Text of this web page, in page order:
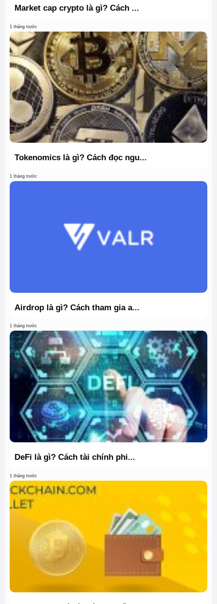
Market cap crypto là gì? Cách ...
1 tháng trước
Tokenomics là gì? Cách đọc ngu...
1 tháng trước
Airdrop là gì? Cách tham gia a...
1 tháng trước
DeFi là gì? Cách tài chính phi...
1 tháng trước